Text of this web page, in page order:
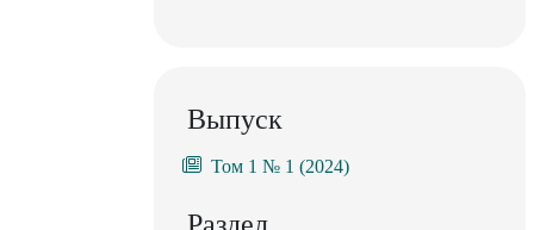
Выпуск
Том 1 № 1 (2024)